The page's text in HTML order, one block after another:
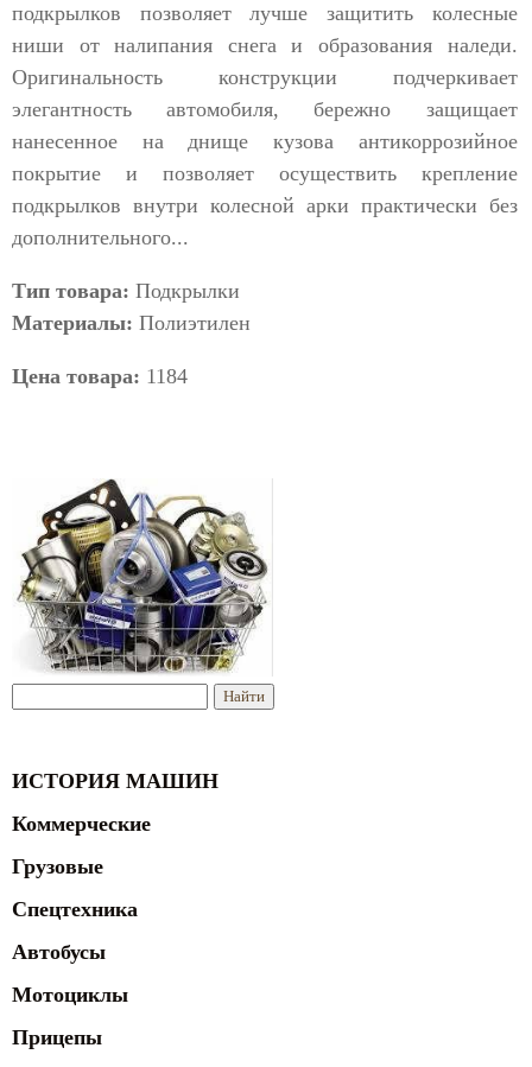
подкрылков позволяет лучше защитить колесные
ниши от налипания снега и образования наледи.
Оригинальность конструкции подчеркивает
элегантность автомобиля, бережно защищает
нанесенное на днище кузова антикоррозийное
покрытие и позволяет осуществить крепление
подкрылков внутри колесной арки практически без
дополнительного...
Тип товара: Подкрылки
Материалы: Полиэтилен
Цена товара: 1184
ИСТОРИЯ МАШИН
Коммерческие
Грузовые
Спецтехника
Автобусы
Мотоциклы
Прицепы